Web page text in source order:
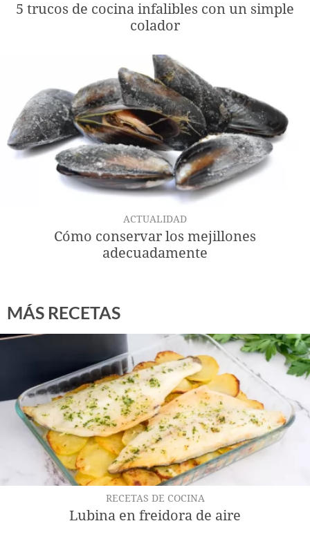
5 trucos de cocina infalibles con un simple
colador
ACTUALIDAD
Cómo conservar los mejillones
adecuadamente
MÁS RECETAS
RECETAS DE COCINA
Lubina en freidora de aire